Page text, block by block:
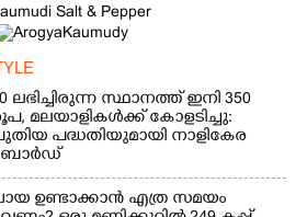
ലഭിച്ചിരുന്ന സ്ഥാനത്ത് ഇനി 350
മലയാളികൾക്ക് കോളടിച്ചു:
പദ്ധതിയുമായി നാളികേര
ഉണ്ടാക്കാൻ എത്ര സമയം